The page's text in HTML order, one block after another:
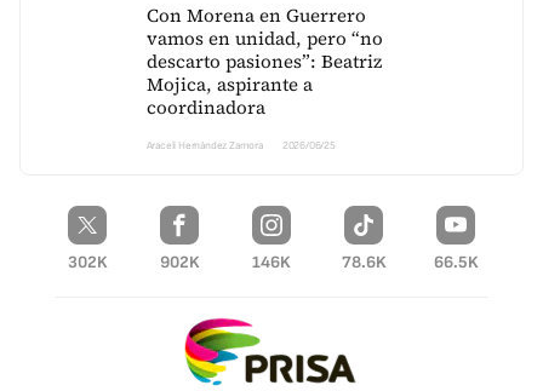
Con Morena en Guerrero
vamos en unidad, pero “no
descarto pasiones”: Beatriz
Mojica, aspirante a
coordinadora
Araceli Hernández Zamora 2026/06/25
302K 902K 146K 78.6K 66.5K